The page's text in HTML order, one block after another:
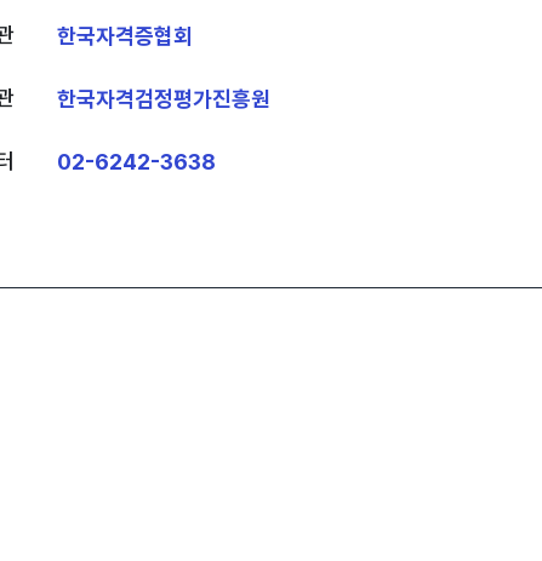
한국자격증협회
한국자격검정평가진흥원
02-6242-3638